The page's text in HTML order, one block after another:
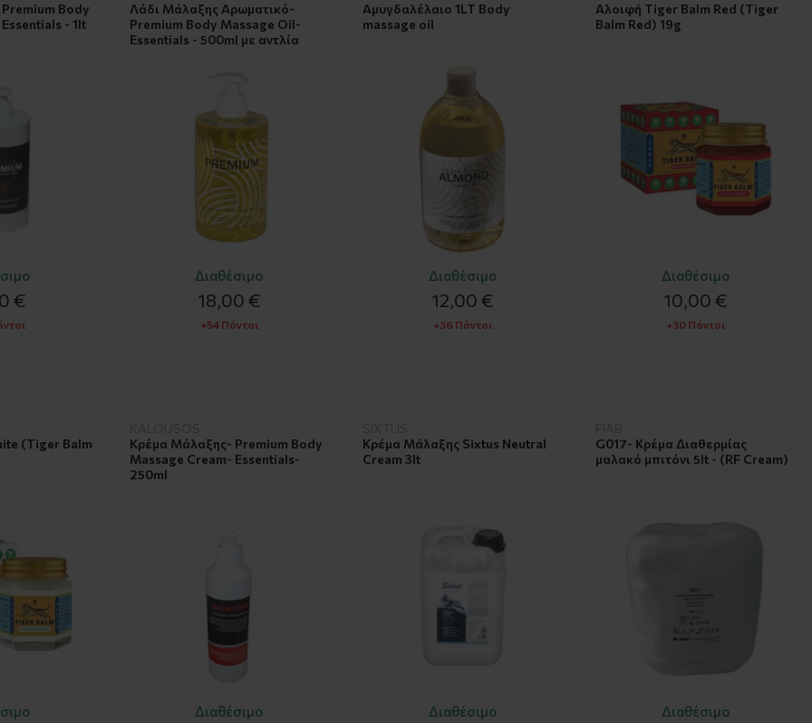
Body
- 1lt
€
Λάδι Μάλαξης Αρωματικό-
Premium Body Massage Oil-
Essentials - 500ml με αντλία
Διαθέσιμο
18,00 €
+54 Πόντοι
Αμυγδαλέλαιο 1LT Body
massage oil
Διαθέσιμο
12,00 €
+36 Πόντοι
Αλοιφή Tiger Balm Red (Tiger
Balm Red) 19g
Διαθέσιμο
10,00 €
+30 Πόντοι
(Tiger Balm
Κρέμα Μάλαξης- Premium Body
Massage Cream- Essentials-
250ml
Διαθέσιμο
Κρέμα Μάλαξης Sixtus Neutral
Cream 3lt
Διαθέσιμο
G017- Κρέμα Διαθερμίας
μαλακό μπιτόνι 5lt - (RF Cream)
Διαθέσιμο